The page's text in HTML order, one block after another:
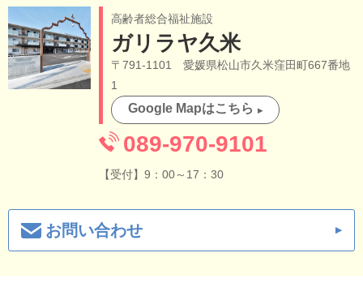
高齢者総合福祉施設
ガリラヤ久米
〒791-1101 愛媛県松山市久米窪田町667番地
1
Google Mapはこちら
089-970-9101
【受付】9：00～17：30
お問い合わせ